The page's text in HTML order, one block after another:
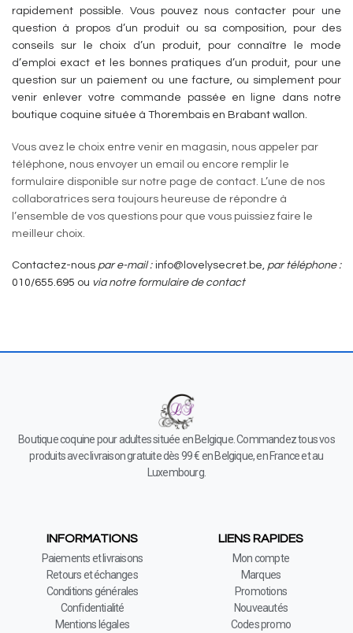
rapidement possible. Vous pouvez nous contacter pour une
question à propos d’un produit ou sa composition, pour des
conseils sur le choix d’un produit, pour connaître le mode
d’emploi exact et les bonnes pratiques d’un produit, pour une
question sur un paiement ou une facture, ou simplement pour
venir enlever votre commande passée en ligne dans notre
boutique coquine située à Thorembais en Brabant wallon.
Vous avez le choix entre venir en magasin, nous appeler par
téléphone, nous envoyer un email ou encore remplir le
formulaire disponible sur notre page de contact. L’une de nos
collaboratrices sera toujours heureuse de répondre à
l’ensemble de vos questions pour que vous puissiez faire le
meilleur choix.
Contactez-nous par e-mail : info@lovelysecret.be, par téléphone :
010/655.695 ou via notre formulaire de contact
Boutique coquine pour adultes située en Belgique. Commandez tous vos
produits avec livraison gratuite dès 99 € en Belgique, en France et au
Luxembourg.
INFORMATIONS
Paiements et livraisons
Retours et échanges
Conditions générales
Confidentialité
Mentions légales
LIENS RAPIDES
Mon compte
Marques
Promotions
Nouveautés
Codes promo